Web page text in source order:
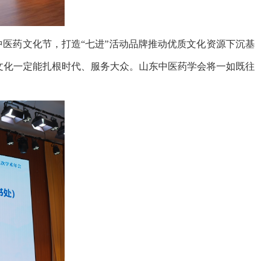
药文化节，打造“七进”活动品牌推动优质文化资源下沉基
一定能扎根时代、服务大众。山东中医药学会将一如既往